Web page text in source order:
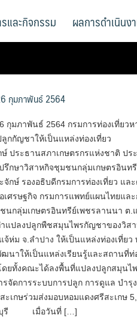
และกิจกรรม ผลการดำเนินง
กุมภาพันธ์ 2564
มภาพันธ์ 2564 กรมการท่องเที่ยวห
ปลูกกัญชาให้เป็นแหล่งท่องเที่ยว
ประธาน​สภา​เกษตรกร​แห่งชาติ​ ปร
รึกษาวิสาหกิจชุมชนกลุ่มเกษตรอินท
จักษ์ รองอธิบดีกรมการท่องเที่ยว แ
ศรษฐกิจ กรมการแพทย์แผนไทยแล
กลุ่มเกษตรอินทรีย์เพชรลานนา ต.
แปลงปลูกพืชสมุนไพรกัญชาของวิส
ห่ม จ.ลำปาง ให้เป็นแหล่งท่องเที่ยว
าให้เป็นแหล่งเรียนรู้และสถานที่ท่
ดยทั้งคณะได้ลงพื้นที่แปลงปลูกสมุน
จัดการระบบการปลูก การดูแล บำรุ
เกษ​ร่วมส่งมอบหอมแดงศรีสะเกษ
ชลบุรี เมื่อวันที่ […]